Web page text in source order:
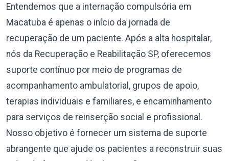
Entendemos que a internação compulsória em
Macatuba é apenas o início da jornada de
recuperação de um paciente. Após a alta hospitalar,
nós da Recuperação e Reabilitação SP, oferecemos
suporte contínuo por meio de programas de
acompanhamento ambulatorial, grupos de apoio,
terapias individuais e familiares, e encaminhamento
para serviços de reinserção social e profissional.
Nosso objetivo é fornecer um sistema de suporte
abrangente que ajude os pacientes a reconstruir suas